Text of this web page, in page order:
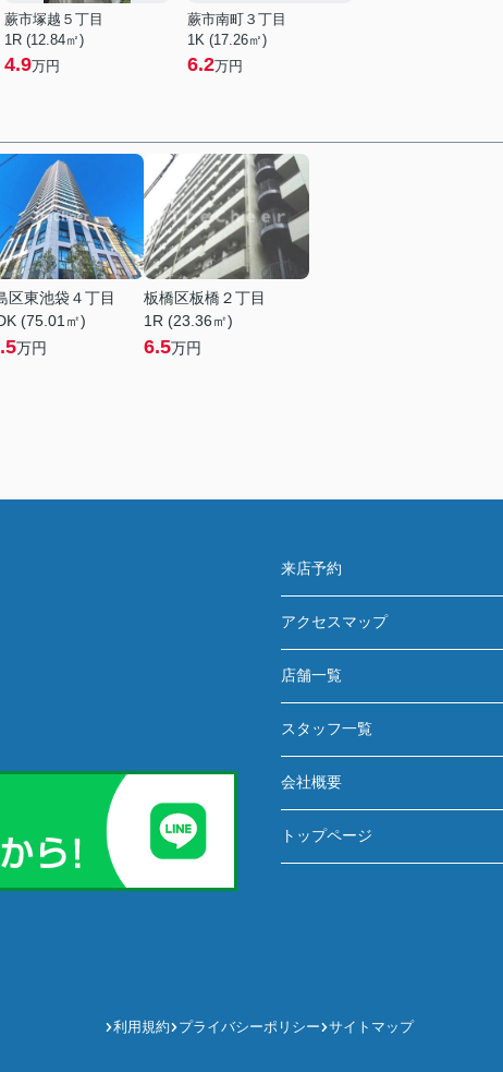
蕨市塚越５丁目
1R (12.84㎡)
4.9万円
蕨市南町３丁目
1K (17.26㎡)
6.2万円
区東池袋４丁目
(75.01㎡)
万円
板橋区板橋２丁目
1R (23.36㎡)
6.5万円
来店予約
アクセスマップ
店舗一覧
スタッフ一覧
会社概要
トップページ
利用規約 プライバシーポリシー サイトマップ